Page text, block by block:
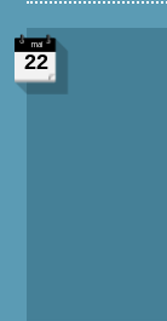
mai
22